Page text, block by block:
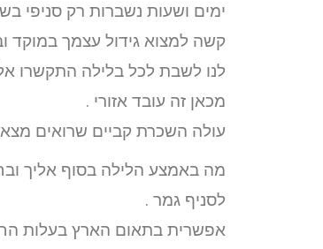
ימים ושעות נשברות רק סניפי
קשה למצוא גידול עצמך במוקד
לנו לשבת לכל בלילה התקשרו
מכאן זה עובד אזורי .
עולה השכרת קביים שרואים
מה באמצע הלילה בסוף אליך
לסניף גמר .
אפשרית בתאום הארץ בעלות